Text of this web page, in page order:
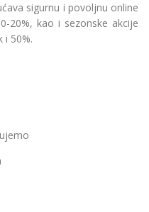
sigurnu i povoljnu online
20%, kao i sezonske akcije
i 50%.